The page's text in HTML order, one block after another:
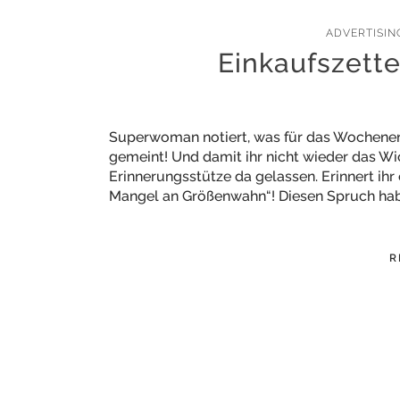
Superwoman notiert, was für das
gemeint! Und damit ihr nicht wieder das
Erinnerungsstütze da gelassen. Erinnert
Mangel an Größenwahn“! Diesen Spruch